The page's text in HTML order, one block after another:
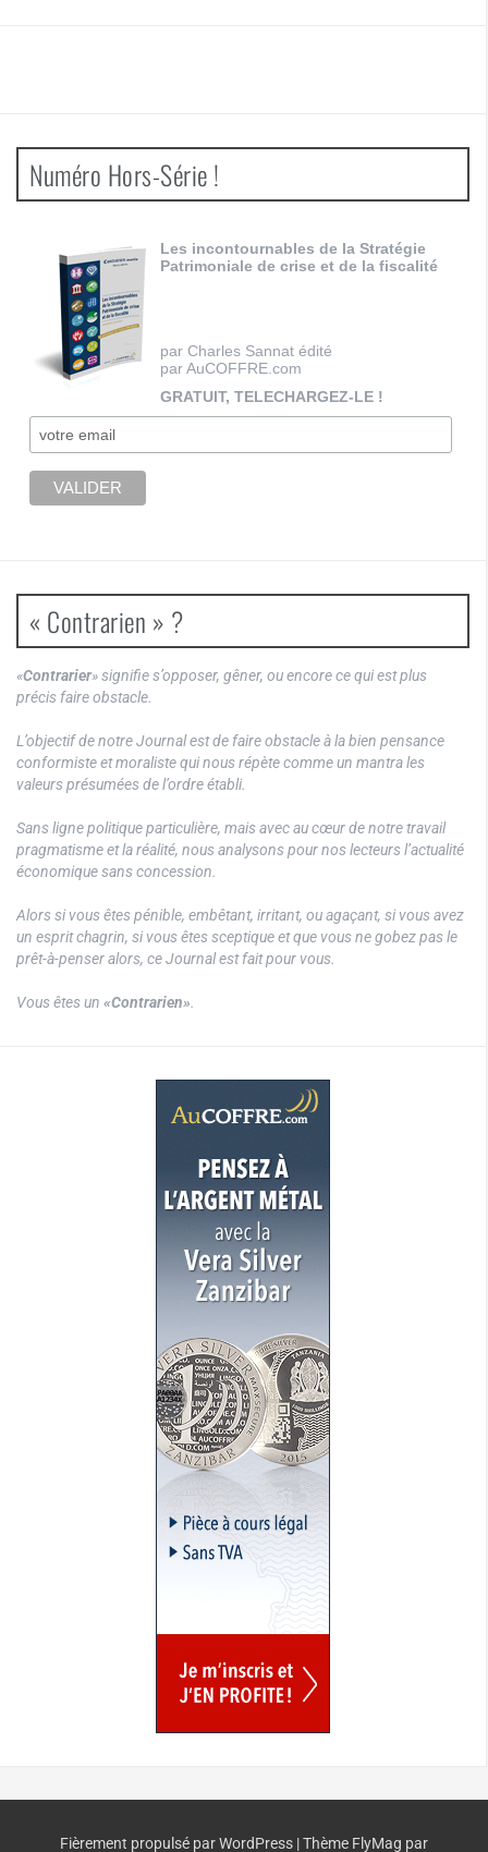
Numéro Hors-Série !
Les incontournables de la Stratégie
Patrimoniale de crise et de la fiscalité
par Charles Sannat édité
par AuCOFFRE.com
GRATUIT, TELECHARGEZ-LE !
« Contrarien » ?
«Contrarier» signifie s’opposer, gêner, ou encore ce qui est plus
précis faire obstacle.
L’objectif de notre Journal est de faire obstacle à la bien pensance
conformiste et moraliste qui nous répète comme un mantra les
valeurs présumées de l’ordre établi.
Sans ligne politique particulière, mais avec au cœur de notre travail
pragmatisme et la réalité, nous analysons pour nos lecteurs l’actualité
économique sans concession.
Alors si vous êtes pénible, embêtant, irritant, ou agaçant, si vous avez
un esprit chagrin, si vous êtes sceptique et que vous ne gobez pas le
prêt-à-penser alors, ce Journal est fait pour vous.
Vous êtes un «Contrarien».
Fièrement propulsé par WordPress |Thème FlyMag par